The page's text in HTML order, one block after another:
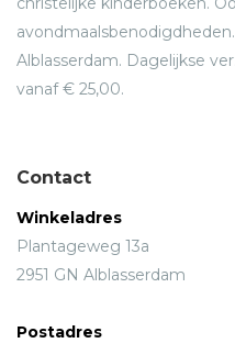
Alblasserdam. Dagelijkse
vanaf € 25,00.
Contact
Winkeladres
Plantageweg 13a
2951 GN Alblasserdam
Postadres